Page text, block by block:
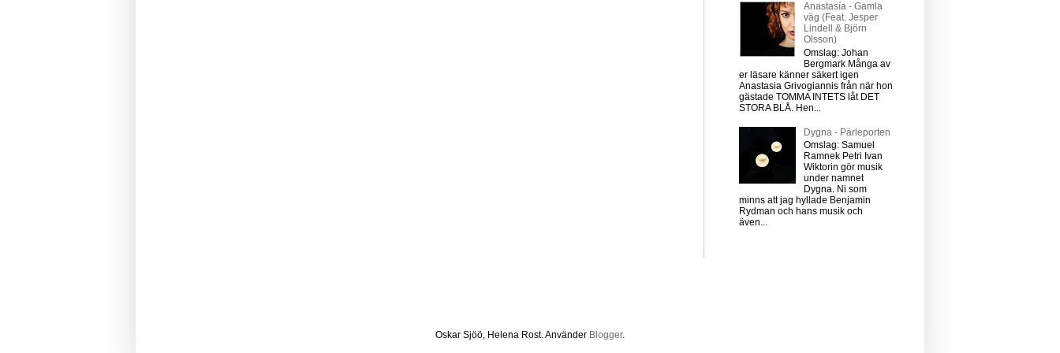
Anastasía - Gamla
väg (Feat. Jesper
Lindell & Björn
Olsson)
Omslag: Johan
Bergmark Många av
er läsare känner säkert igen
Anastasia Grivogiannis från när hon
gästade TOMMA INTETS låt DET
STORA BLÅ. Hen...
Dygna - Pärleporten
Omslag: Samuel
Ramnek Petri Ivan
Wiktorin gör musik
under namnet
Dygna. Ni som
minns att jag hyllade Benjamin
Rydman och hans musik och
även...
Oskar Sjöö, Helena Rost. Använder Blogger.